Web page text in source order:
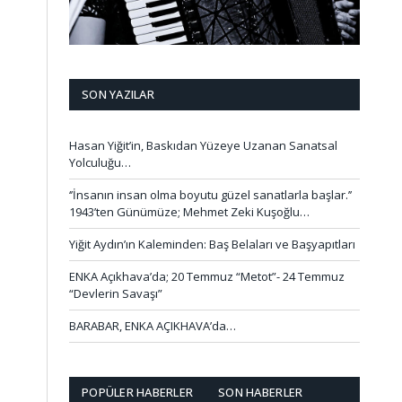
SON YAZILAR
Hasan Yiğit’in, Baskıdan Yüzeye Uzanan Sanatsal
Yolculuğu…
‘’İnsanın insan olma boyutu güzel sanatlarla başlar.’’
1943’ten Günümüze; Mehmet Zeki Kuşoğlu…
Yiğit Aydın’ın Kaleminden: Baş Belaları ve Başyapıtları
ENKA Açıkhava’da; 20 Temmuz “Metot”- 24 Temmuz
“Devlerin Savaşı”
BARABAR, ENKA AÇIKHAVA’da…
POPÜLER HABERLER SON HABERLER